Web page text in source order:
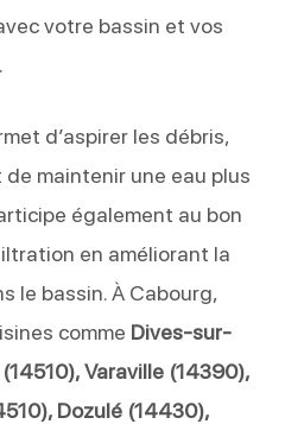
votre bassin et vos
d’aspirer les débris,
maintenir une eau plus
également au bon
en améliorant la
le bassin. À Cabourg,
comme Dives-sur-
Varaville (14390),
Dozulé (14430),